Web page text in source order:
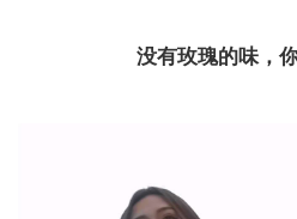
没有玫瑰的味，